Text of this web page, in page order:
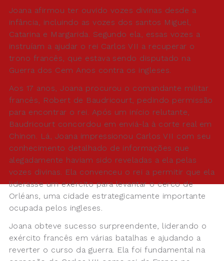
Joana afirmou ter ouvido vozes divinas desde a
infância, incluindo as vozes dos santos Miguel,
Catarina e Margarida. Segundo ela, essas vozes a
instruíam a ajudar o rei Carlos VII a recuperar o
trono francês, que estava sendo disputado na
Guerra dos Cem Anos contra os ingleses.
Aos 17 anos, Joana procurou o comandante militar
francês, Robert de Baudricourt, pedindo permissão
para encontrar o rei. Após um início relutante,
Baudricourt concordou em enviá-la à corte real em
Chinon. Lá, Joana impressionou Carlos VII com seu
conhecimento detalhado de informações que
alegadamente haviam sido reveladas a ela pelas
vozes divinas. Ela convenceu o rei a permitir que ela
liderasse um exército para levantar o cerco de
Orléans, uma cidade estrategicamente importante
ocupada pelos ingleses.
Joana obteve sucesso surpreendente, liderando o
exército francês em várias batalhas e ajudando a
reverter o curso da guerra. Ela foi fundamental na